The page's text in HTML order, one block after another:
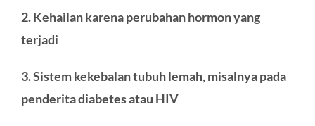
2. Kehailan karena perubahan hormon yang
terjadi
3. Sistem kekebalan tubuh lemah, misalnya pada
penderita diabetes atau HIV